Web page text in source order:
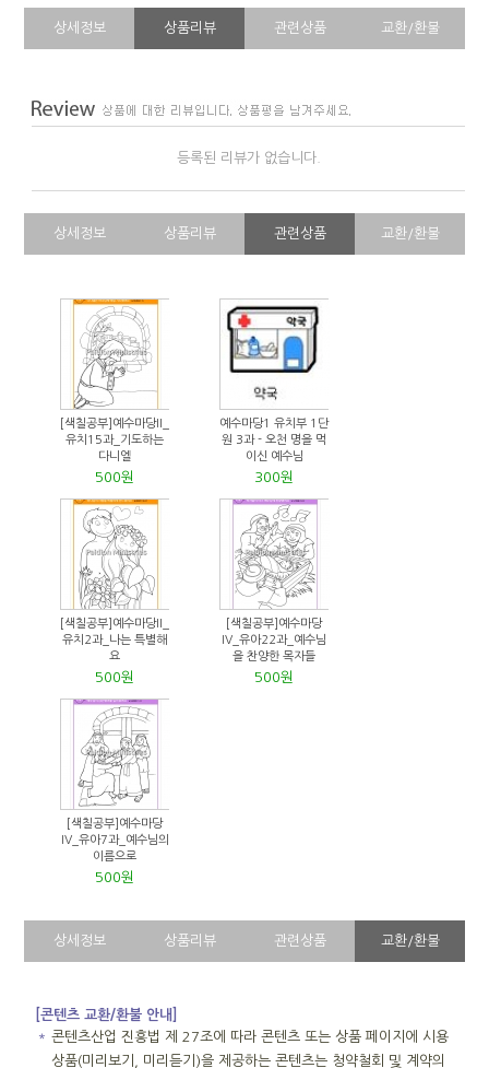
상세정보 상품리뷰 관련상품 교환/환불
등록된 리뷰가 없습니다.
상세정보 상품리뷰 관련상품 교환/환불
[색칠공부]예수마당II_
유치15과_기도하는
다니엘
500원
예수마당1 유치부 1단
원 3과 - 오천 명을 먹
이신 예수님
300원
[색칠공부]예수마당II_
유치2과_나는 특별해
요
500원
[색칠공부]예수마당
IV_유아22과_예수님
을 찬양한 목자들
500원
[색칠공부]예수마당
IV_유아7과_예수님의
이름으로
500원
상세정보 상품리뷰 관련상품 교환/환불
[콘텐츠 교환/환불 안내]
＊ 콘텐츠산업 진흥법 제 27조에 따라 콘텐츠 또는 상품 페이지에 시용
상품(미리보기, 미리듣기)을 제공하는 콘텐츠는 청약철회 및 계약의